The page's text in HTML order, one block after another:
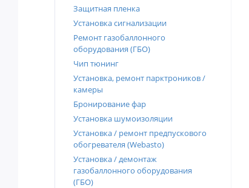
Защитная пленка
Установка сигнализации
Ремонт газобаллонного
оборудования (ГБО)
Чип тюнинг
Установка, ремонт парктроников /
камеры
Бронирование фар
Установка шумоизоляции
Установка / ремонт предпускового
обогревателя (Webasto)
Установка / демонтаж
газобаллонного оборудования
(ГБО)